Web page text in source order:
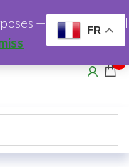
FR
— no orders shall